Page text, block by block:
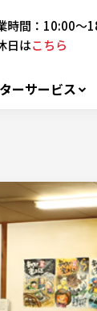
時間：10:00～
日はこちら
ーサービス